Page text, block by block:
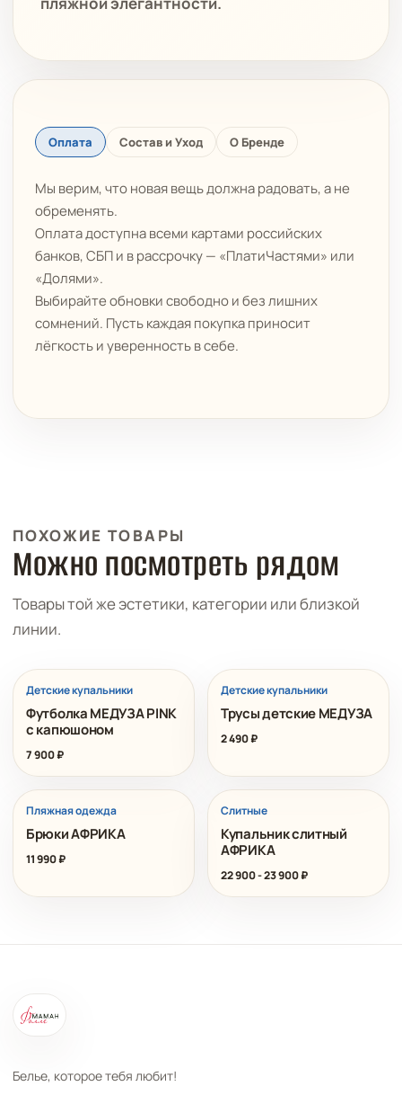
Оплата Состав и Уход О Бренде
Мы верим, что новая вещь должна радовать, а не
обременять.
Оплата доступна всеми картами российских
банков, СБП и в рассрочку — «ПлатиЧастями» или
«Долями».
Выбирайте обновки свободно и без лишних
сомнений. Пусть каждая покупка приносит
лёгкость и уверенность в себе.
ПОХОЖИЕ ТОВАРЫ
Можно посмотреть рядом
Товары той же эстетики, категории или близкой
линии.
Детские купальники
Футболка МЕДУЗА PINK
с капюшоном
7 900₽
Детские купальники
Трусы детские МЕДУЗА
2 490₽
Пляжная одежда
Брюки АФРИКА
11 990₽
Слитные
Купальник слитный
АФРИКА
22 900-23 900₽
Белье, которое тебя любит!